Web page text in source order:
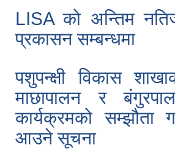
LISA को अन्तिम
प्रकासन सम्बन्धमा
पशुपन्क्षी विकास
माछापालन र
कार्यक्रमको सम्झौता
आउने सूचना